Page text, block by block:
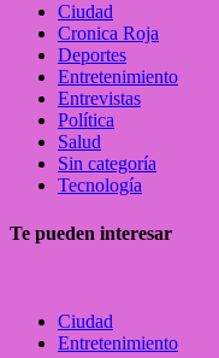
Ciudad
Cronica Roja
Deportes
Entretenimiento
Entrevistas
Política
Salud
Sin categoría
Tecnología
Te pueden interesar
Ciudad
Entretenimiento